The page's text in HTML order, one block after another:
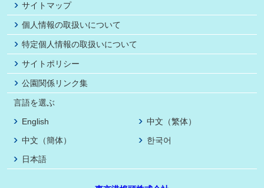
サイトマップ
個人情報の取扱いについて
特定個人情報の取扱いについて
サイトポリシー
公園関係リンク集
言語を選ぶ
English
中文（繁体）
中文（簡体）
한국어
日本語